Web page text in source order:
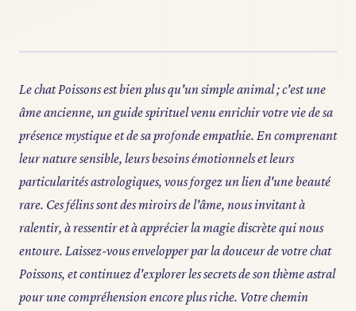
Le chat Poissons est bien plus qu'un simple animal ; c'est une
âme ancienne, un guide spirituel venu enrichir votre vie de sa
présence mystique et de sa profonde empathie. En comprenant
leur nature sensible, leurs besoins émotionnels et leurs
particularités astrologiques, vous forgez un lien d'une beauté
rare. Ces félins sont des miroirs de l'âme, nous invitant à
ralentir, à ressentir et à apprécier la magie discrète qui nous
entoure. Laissez-vous envelopper par la douceur de votre chat
Poissons, et continuez d'explorer les secrets de son thème astral
pour une compréhension encore plus riche. Votre chemin